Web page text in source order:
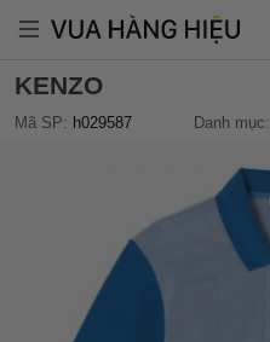
KENZO
Mã SP: h029587 Danh mục: